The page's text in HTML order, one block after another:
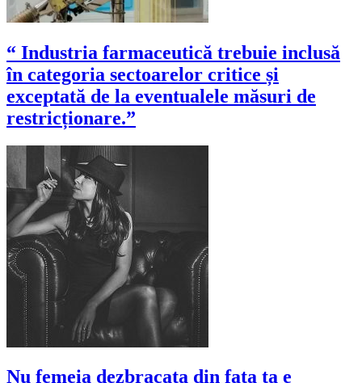
“ Industria farmaceutică trebuie inclusă
în categoria sectoarelor critice și
exceptată de la eventualele măsuri de
restricționare.”
Nu femeia dezbracata din fata ta e